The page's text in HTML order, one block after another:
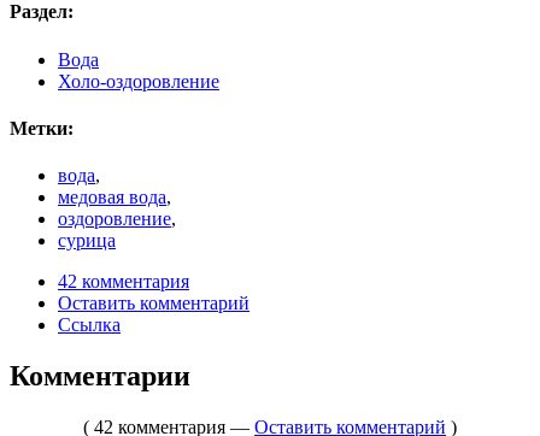
Раздел:
Вода
Холо-оздоровление
Метки:
вода,
медовая вода,
оздоровление,
сурица
42 комментария
Оставить комментарий
Ссылка
Комментарии
( 42 комментария — Оставить комментарий )